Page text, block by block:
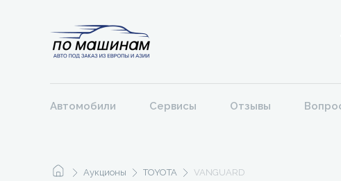
Автомобили Сервисы Отзывы
Аукционы TOYOTA VANGUARD